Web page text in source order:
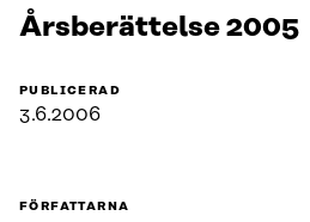
Årsberättelse 2005
PUBLICERAD
3.6.2006
FÖRFATTARNA